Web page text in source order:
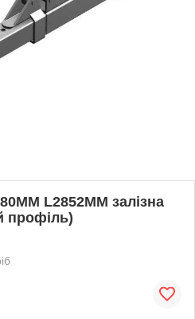
L2852MM залізна
профіль)